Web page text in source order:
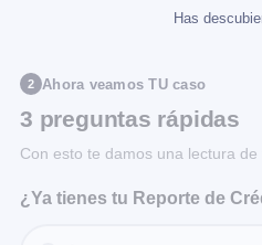
Has
2 Ahora veamos TU caso
3 preguntas rápidas
Con esto te damos una lectura de
¿Ya tienes tu Reporte de